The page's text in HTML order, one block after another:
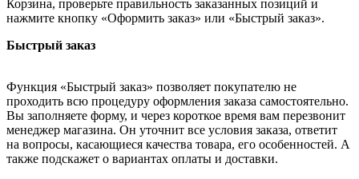
Корзина, проверьте правильность заказанных позиций и
нажмите кнопку «Оформить заказ» или «Быстрый заказ».
Быстрый заказ
Функция «Быстрый заказ» позволяет покупателю не
проходить всю процедуру оформления заказа самостоятельно.
Вы заполняете форму, и через короткое время вам перезвонит
менеджер магазина. Он уточнит все условия заказа, ответит
на вопросы, касающиеся качества товара, его особенностей. А
также подскажет о вариантах оплаты и доставки.